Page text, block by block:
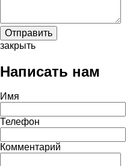
закрыть
Написать нам
Имя
Телефон
Комментарий